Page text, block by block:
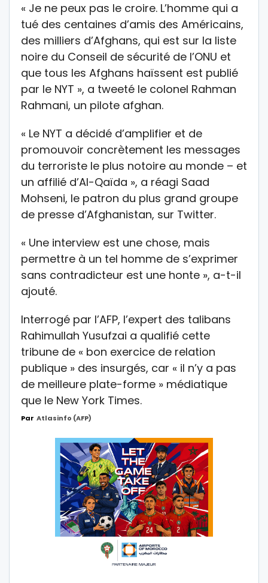
« Je ne peux pas le croire. L’homme qui a
tué des centaines d’amis des Américains,
des milliers d’Afghans, qui est sur la liste
noire du Conseil de sécurité de l’ONU et
que tous les Afghans haïssent est publié
par le NYT », a tweeté le colonel Rahman
Rahmani, un pilote afghan.
« Le NYT a décidé d’amplifier et de
promouvoir concrètement les messages
du terroriste le plus notoire au monde – et
un affilié d’Al-Qaïda », a réagi Saad
Mohseni, le patron du plus grand groupe
de presse d’Afghanistan, sur Twitter.
« Une interview est une chose, mais
permettre à un tel homme de s’exprimer
sans contradicteur est une honte », a-t-il
ajouté.
Interrogé par l’AFP, l’expert des talibans
Rahimullah Yusufzai a qualifié cette
tribune de « bon exercice de relation
publique » des insurgés, car « il n’y a pas
de meilleure plate-forme » médiatique
que le New York Times.
Par Atlasinfo (AFP)